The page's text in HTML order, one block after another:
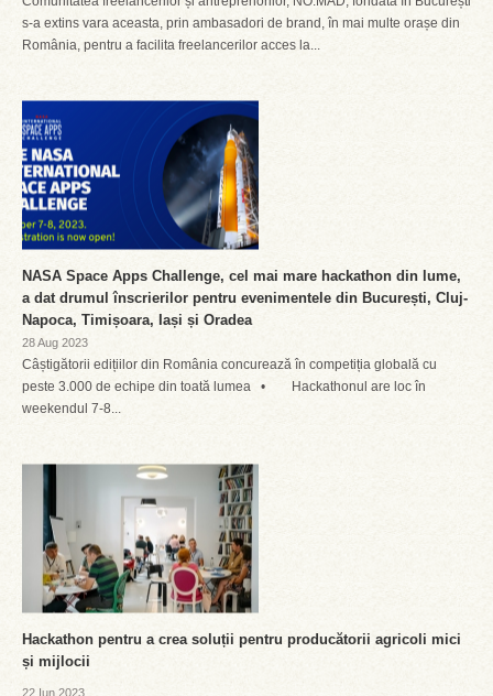
s-a extins vara aceasta, prin ambasadori de brand, în mai multe orașe din
România, pentru a facilita freelancerilor acces la...
NASA Space Apps Challenge, cel mai mare hackathon din lume,
a dat drumul înscrierilor pentru evenimentele din București, Cluj-
Napoca, Timișoara, Iași și Oradea
28 Aug 2023
Câștigătorii edițiilor din România concurează în competiția globală cu
peste 3.000 de echipe din toată lumea • Hackathonul are loc în
weekendul 7-8...
Hackathon pentru a crea soluții pentru producătorii agricoli mici
și mijlocii
22 Iun 2023